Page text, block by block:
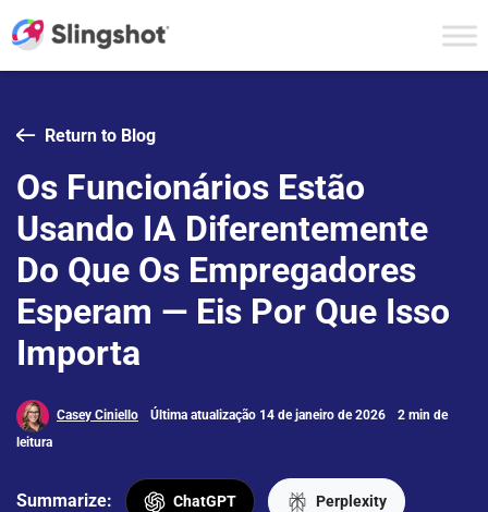
Return to Blog
Os Funcionários Estão
Usando IA Diferentemente
Do Que Os Empregadores
Esperam — Eis Por Que Isso
Importa
Casey Ciniello Última atualização 14 de janeiro de 2026
2 min de
leitura
Summarize: ChatGPT Perplexity